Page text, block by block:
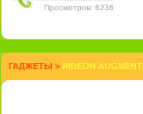
Просмотров: 6236
ГАДЖЕТЫ > RIDEON